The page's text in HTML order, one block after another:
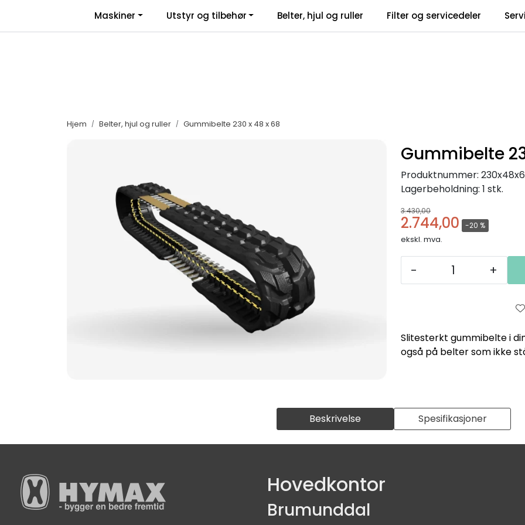
Facebook | Salgsbetingelser | Nyhetsbrev
Maskiner Utstyr og tilbehør Belter, hjul og ruller Filter og servicedeler
Hjem Belter, hjul og ruller Gummibelte 230 x 48 x 68
Gummibelte
Produktnummer:
Lagerbeholdning: 1 stk.
3.430,00
2.744,00 -20 %
ekskl. mva.
- +
Slitesterkt gummibelte i
også på belter som ikke
Beskrivelse Spesifikasjoner
Hovedkontor
Brumunddal